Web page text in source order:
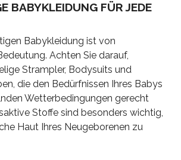
BABYKLEIDUNG FÜR JEDE
Babykleidung ist von
Achten Sie darauf,
Strampler, Bodysuits und
die den Bedürfnissen Ihres Babys
Wetterbedingungen gerecht
Stoffe sind besonders wichtig,
Haut Ihres Neugeborenen zu